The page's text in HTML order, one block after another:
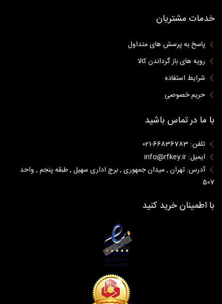
خدمات مشتریان
پاسخ به پرسش های متداول
رویه های باز گرداندن کالا
شرایط استفاده
حریم خصوصی
با ما در تماس باشید
تلفن: 66836783-021
ایمیل: info@rfkey.ir
آدرس: تهران , میدان جمهوری , برج اداری سهیل , طبقه پنجم , واحد
507
با اطمینان خرید کنید